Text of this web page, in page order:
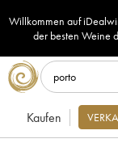
Willkommen auf
der besten Weine
Kaufen